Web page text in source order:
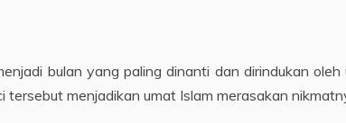
bulan yang paling dinanti dan dirindukan
menjadikan umat Islam merasakan